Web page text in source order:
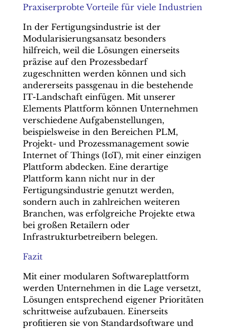
Praxiserprobte Vorteile für viele Industrien
In der Fertigungsindustrie ist der
Modularisierungsansatz besonders
hilfreich, weil die Lösungen einerseits
präzise auf den Prozessbedarf
zugeschnitten werden können und sich
andererseits passgenau in die bestehende
IT-Landschaft einfügen. Mit unserer
Elements Plattform können Unternehmen
verschiedene Aufgabenstellungen,
beispielsweise in den Bereichen PLM,
Projekt- und Prozessmanagement sowie
Internet of Things (IoT), mit einer einzigen
Plattform abdecken. Eine derartige
Plattform kann nicht nur in der
Fertigungsindustrie genutzt werden,
sondern auch in zahlreichen weiteren
Branchen, was erfolgreiche Projekte etwa
bei großen Retailern oder
Infrastrukturbetreibern belegen.
Fazit
Mit einer modularen Softwareplattform
werden Unternehmen in die Lage versetzt,
Lösungen entsprechend eigener Prioritäten
schrittweise aufzubauen. Einerseits
profitieren sie von Standardsoftware und